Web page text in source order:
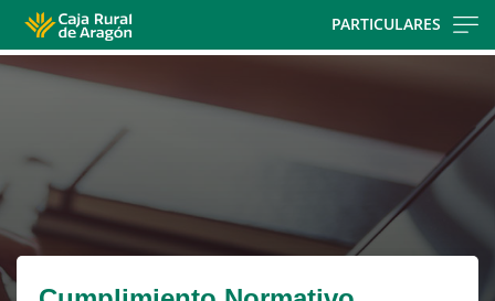
PARTICULARES
Cargando
espere...